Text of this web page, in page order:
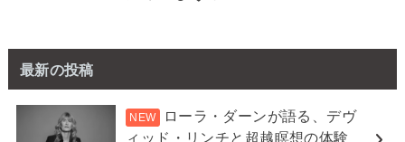
最新の投稿
ローラ・ダーンが語る、デヴ
ィッド・リンチと超越瞑想の体験